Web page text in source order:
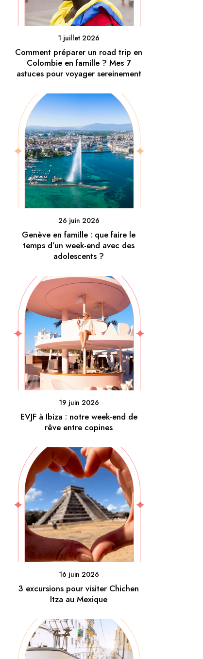
1 juillet 2026
Comment préparer un road trip en
Colombie en famille ? Mes 7
astuces pour voyager sereinement
26 juin 2026
Genève en famille : que faire le
temps d’un week-end avec des
adolescents ?
19 juin 2026
EVJF à Ibiza : notre week-end de
rêve entre copines
16 juin 2026
3 excursions pour visiter Chichen
Itza au Mexique